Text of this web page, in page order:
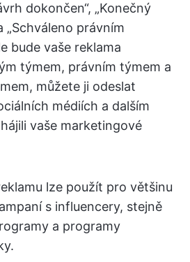
dokončen“, „Konečný
„Schváleno právním
bude vaše reklama
týmem, právním týmem a
můžete ji odeslat
médiích a dalším
vaše marketingové
lze použít pro většinu
s influencery, stejně
a programy